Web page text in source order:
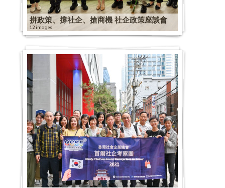
拼政策、撐社企、搶商機 社企政策座談會
12 images